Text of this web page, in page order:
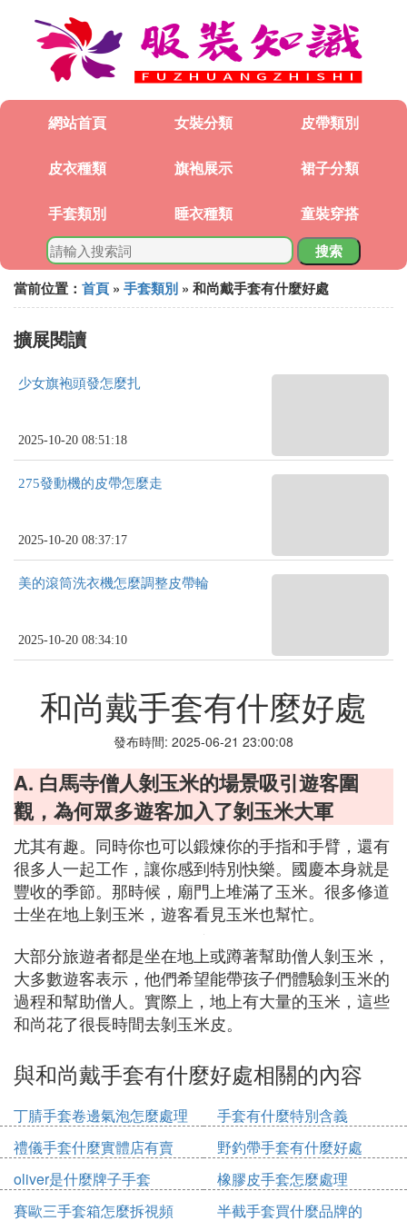
網站首頁 女裝分類 皮帶類別
皮衣種類 旗袍展示 裙子分類
手套類別 睡衣種類 童裝穿搭
搜索
當前位置： 首頁 » 手套類別 » 和尚戴手套有什麼好處
擴展閱讀
少女旗袍頭發怎麼扎
2025-10-20 08:51:18
275發動機的皮帶怎麼走
2025-10-20 08:37:17
美的滾筒洗衣機怎麼調整皮帶輪
2025-10-20 08:34:10
和尚戴手套有什麼好處
發布時間: 2025-06-21 23:00:08
A. 白馬寺僧人剝玉米的場景吸引遊客圍
觀，為何眾多遊客加入了剝玉米大軍
尤其有趣。同時你也可以鍛煉你的手指和手臂，還有
很多人一起工作，讓你感到特別快樂。國慶本身就是
豐收的季節。那時候，廟門上堆滿了玉米。很多修道
士坐在地上剝玉米，遊客看見玉米也幫忙。
大部分旅遊者都是坐在地上或蹲著幫助僧人剝玉米，
大多數遊客表示，他們希望能帶孩子們體驗剝玉米的
過程和幫助僧人。實際上，地上有大量的玉米，這些
和尚花了很長時間去剝玉米皮。
與和尚戴手套有什麼好處相關的內容
丁腈手套卷邊氣泡怎麼處理
手套有什麼特別含義
禮儀手套什麼實體店有賣
野釣帶手套有什麼好處
oliver是什麼牌子手套
橡膠皮手套怎麼處理
賽歐三手套箱怎麼拆視頻
半截手套買什麼品牌的